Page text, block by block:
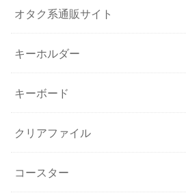
オタク系通販サイト
キーホルダー
キーボード
クリアファイル
コースター